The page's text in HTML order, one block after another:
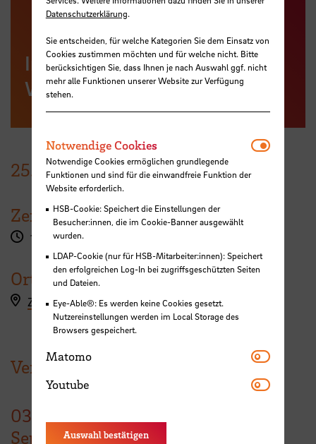
Informationen auf der
Webseite der SuUB
25. August2022
Zeit
10:00 - 12:00 Uhr
Ort
Zoom
Veranstaltungen der HSB
03.
September
Datenschutzerklärung.
Sie entscheiden, für welche Kategorien Sie dem Einsatz von
Cookies zustimmen möchten und für welche nicht. Bitte
berücksichtigen Sie, dass Ihnen je nach Auswahl ggf. nicht
mehr alle Funktionen unserer Website zur Verfügung
stehen.
Notwendige Cookies
Notwendige Cookies ermöglichen grundlegende
Funktionen und sind für die einwandfreie Funktion der
Website erforderlich.
HSB-Cookie: Speichert die Einstellungen der
Besucher:innen, die im Cookie-Banner ausgewählt
wurden.
LDAP-Cookie (nur für HSB-Mitarbeiter:innen): Speichert
den erfolgreichen Log-In bei zugriffsgeschützten Seiten
und Dateien.
Eye-Able®: Es werden keine Cookies gesetzt.
Nutzereinstellungen werden im Local Storage des
Browsers gespeichert.
Matomo Matomo
Youtube Youtube
Auswahl bestätigen